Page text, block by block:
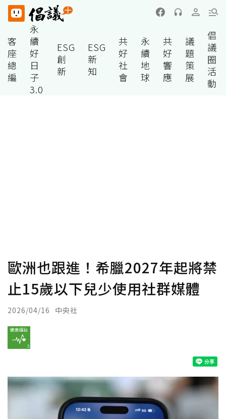
客
座
總
編
永
續
好
日
子
3.0
ESG
創
新
ESG
新
知
共
好
社
會
永
續
地
球
共
好
響
應
議
題
策
展
倡
議
圈
活
動
歐洲也跟進！希臘2027年起將禁
止15歲以下兒少使用社群媒體
2026/04/16 中央社